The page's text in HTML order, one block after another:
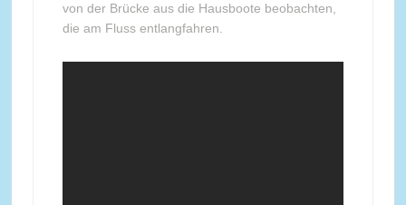
von der Brücke aus die Hausboote beobachten,
die am Fluss entlangfahren.